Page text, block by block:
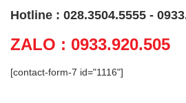
Hotline : 028.3504.5555 -
ZALO : 0933.920.505
[contact-form-7 id="1116"]